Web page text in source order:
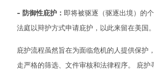
- 防御性庇护： 即将被驱逐（驱逐出境）的
法庭以辩护方式申请庇护，以此来留在美国。
庇护流程虽然旨在为面临危机的人提供保护
走严格的筛选、文件审核和法律程序。 庇护